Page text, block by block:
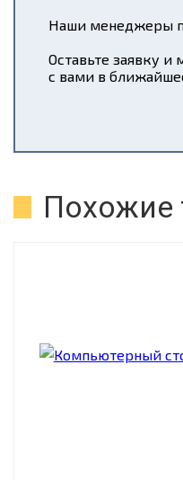
Наши менеджеры
Оставьте заявку
с вами в
Похожие